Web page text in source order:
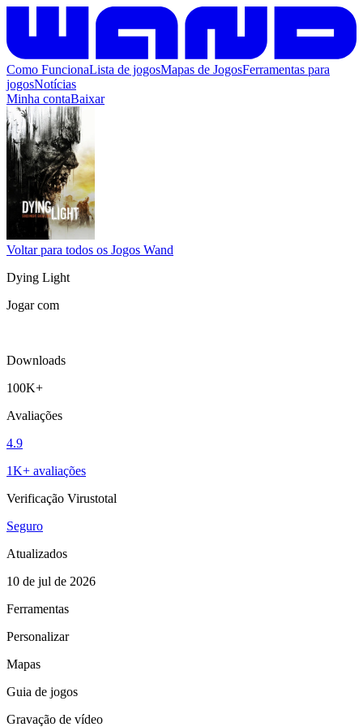
Como FuncionaLista de jogosMapas de JogosFerramentas para
jogosNotícias
Minha contaBaixar
Voltar para todos os Jogos Wand
Dying Light
Jogar com
Downloads
100K+
Avaliações
4.9
1K+ avaliações
Verificação Virustotal
Seguro
Atualizados
10 de jul de 2026
Ferramentas
Personalizar
Mapas
Guia de jogos
Gravação de vídeo